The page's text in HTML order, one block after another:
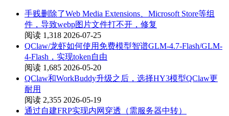
手贱删除了Web Media Extensions、Microsoft Store等组
件，导致webp图片文件打不开，修复
阅读 1,318 2026-07-25
QClaw/龙虾如何使用免费模型智谱GLM-4.7-Flash/GLM-
4-Flash，实现token自由
阅读 1,685 2026-05-20
QClaw和WorkBuddy升级之后，选择HY3模型QClaw更
耐用
阅读 2,355 2026-05-19
通过自建FRP实现内网穿透（需服务器中转）